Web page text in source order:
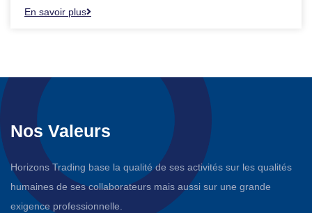
En savoir plus
Nos Valeurs
Horizons Trading base la qualité de ses activités sur les qualités
humaines de ses collaborateurs mais aussi sur une grande
exigence professionnelle.